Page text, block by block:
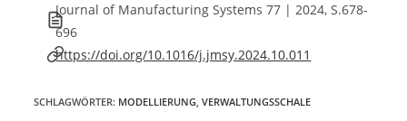
Journal of Manufacturing Systems 77 | 2024, S.678-
696
https://doi.org/10.1016/j.jmsy.2024.10.011
SCHLAGWÖRTER: MODELLIERUNG, VERWALTUNGSSCHALE